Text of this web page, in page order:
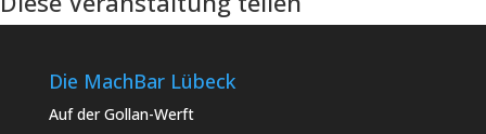
Die MachBar Lübeck
Auf der Gollan-Werft